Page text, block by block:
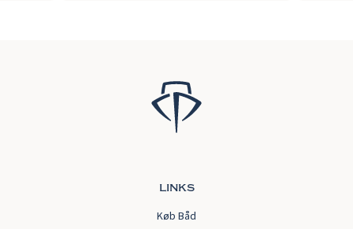
links
Køb Båd